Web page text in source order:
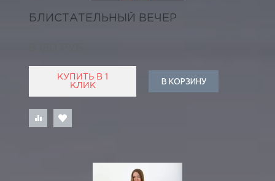
БЛИСТАТЕЛЬНЫЙ ВЕЧЕР
КУПИТЬ В 1
КЛИК
В КОРЗИНУ